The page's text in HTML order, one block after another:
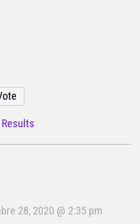
28, 2020 @ 2:35 pm